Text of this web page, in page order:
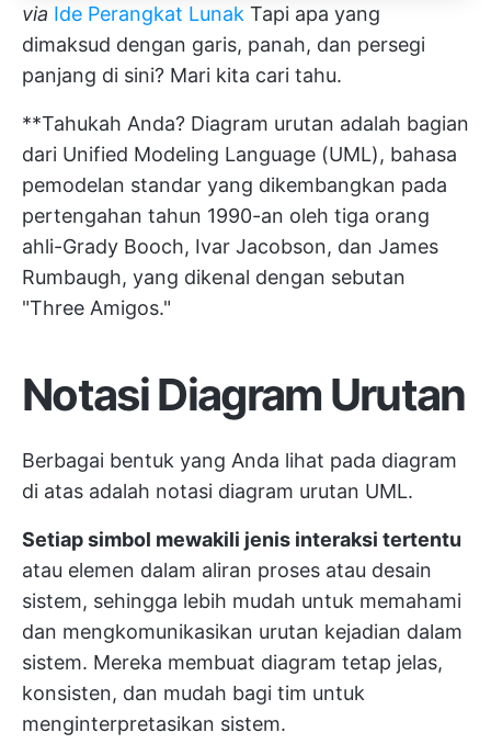
via Ide Perangkat Lunak Tapi apa yang
dimaksud dengan garis, panah, dan persegi
panjang di sini? Mari kita cari tahu.
**Tahukah Anda? Diagram urutan adalah bagian
dari Unified Modeling Language (UML), bahasa
pemodelan standar yang dikembangkan pada
pertengahan tahun 1990-an oleh tiga orang
ahli-Grady Booch, Ivar Jacobson, dan James
Rumbaugh, yang dikenal dengan sebutan
"Three Amigos."
Notasi Diagram Urutan
Berbagai bentuk yang Anda lihat pada diagram
di atas adalah notasi diagram urutan UML.
Setiap simbol mewakili jenis interaksi tertentu
atau elemen dalam aliran proses atau desain
sistem, sehingga lebih mudah untuk memahami
dan mengkomunikasikan urutan kejadian dalam
sistem. Mereka membuat diagram tetap jelas,
konsisten, dan mudah bagi tim untuk
menginterpretasikan sistem.